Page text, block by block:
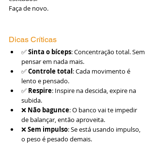
Faça de novo.
Dicas Críticas
✅ Sinta o bíceps: Concentração total. Sem
pensar em nada mais.
✅ Controle total: Cada movimento é
lento e pensado.
✅ Respire: Inspire na descida, expire na
subida.
❌ Não bagunce: O banco vai te impedir
de balançar, então aproveita.
❌ Sem impulso: Se está usando impulso,
o peso é pesado demais.